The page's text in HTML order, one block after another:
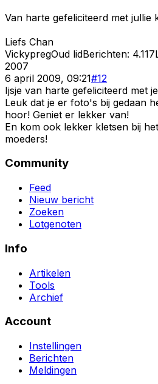
Van harte gefeliciteerd met jullie
Liefs Chan
VickypregOud lidBerichten: 4.117
2007
6 april 2009, 09:21#12
Ijsje van harte gefeliciteerd met
Leuk dat je er foto's bij gedaan
hoor! Geniet er lekker van!
En kom ook lekker kletsen bij
moeders!
Community
Feed
Nieuw bericht
Zoeken
Lotgenoten
Info
Artikelen
Tools
Archief
Account
Instellingen
Berichten
Meldingen